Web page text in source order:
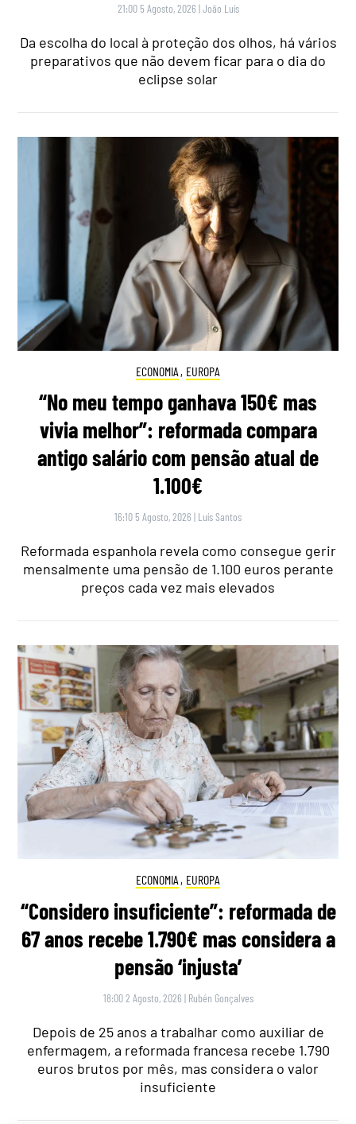
21:00 5 Agosto, 2026 |João Luís
Da escolha do local à proteção dos olhos, há vários
preparativos que não devem ficar para o dia do
eclipse solar
ECONOMIA , EUROPA
“No meu tempo ganhava 150€ mas
vivia melhor”: reformada compara
antigo salário com pensão atual de
1.100€
16:10 5 Agosto, 2026 | Luís Santos
Reformada espanhola revela como consegue gerir
mensalmente uma pensão de 1.100 euros perante
preços cada vez mais elevados
ECONOMIA , EUROPA
“Considero insuficiente”: reformada de
67 anos recebe 1.790€ mas considera a
pensão ‘injusta’
18:00 2 Agosto, 2026 | Rubén Gonçalves
Depois de 25 anos a trabalhar como auxiliar de
enfermagem, a reformada francesa recebe 1.790
euros brutos por mês, mas considera o valor
insuficiente